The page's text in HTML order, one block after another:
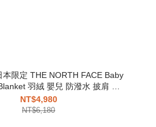
限定 THE NORTH FACE Baby
羽絨 嬰兒 防潑水 披肩 斗
篷 保暖 防風
NT$4,980
NT$6,180